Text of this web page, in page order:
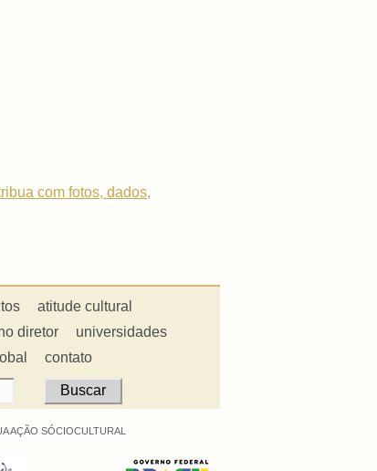
com fotos, dados,
atitude cultural
diretor
universidades
contato
AÇÃO SÓCIOCULTURAL